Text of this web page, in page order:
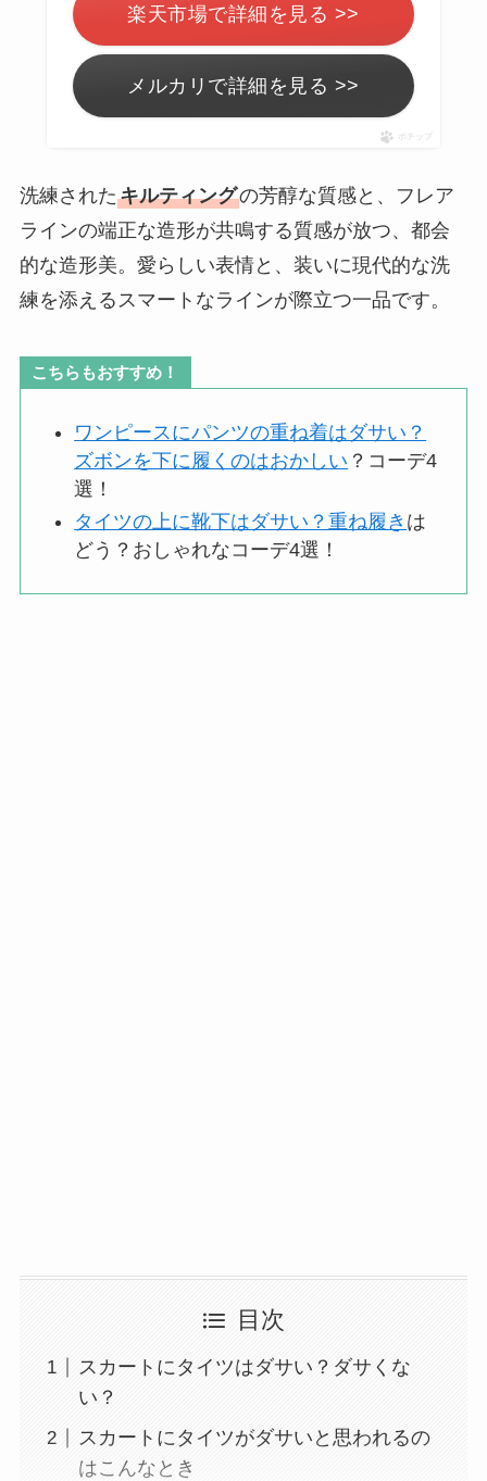
楽天市場で詳細を見る >>
メルカリで詳細を見る >>
ポチップ
洗練されたキルティングの芳醇な質感と、フレア
ラインの端正な造形が共鳴する質感が放つ、都会
的な造形美。愛らしい表情と、装いに現代的な洗
練を添えるスマートなラインが際立つ一品です。
こちらもおすすめ！
ワンピースにパンツの重ね着はダサい？
ズボンを下に履くのはおかしい ？コーデ4
選！
タイツの上に靴下はダサい？重ね履き は
どう？おしゃれなコーデ4選！
目次
スカートにタイツはダサい？ダサくな
い？
スカートにタイツがダサいと思われるの
はこんなとき